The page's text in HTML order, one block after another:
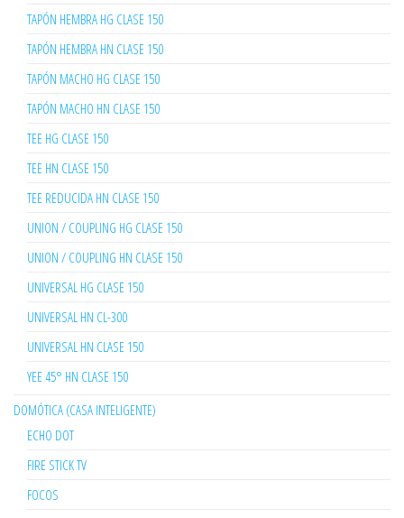
TAPÓN HEMBRA HG CLASE 150
TAPÓN HEMBRA HN CLASE 150
TAPÓN MACHO HG CLASE 150
TAPÓN MACHO HN CLASE 150
TEE HG CLASE 150
TEE HN CLASE 150
TEE REDUCIDA HN CLASE 150
UNION / COUPLING HG CLASE 150
UNION / COUPLING HN CLASE 150
UNIVERSAL HG CLASE 150
UNIVERSAL HN CL-300
UNIVERSAL HN CLASE 150
YEE 45° HN CLASE 150
DOMÓTICA (CASA INTELIGENTE)
ECHO DOT
FIRE STICK TV
FOCOS